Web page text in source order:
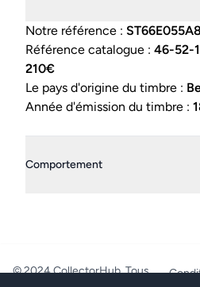
Notre référence :
Référence catalogue : 46-52-
210€
Le pays d'origine du timbre :
Année d'émission du timbre :
Comportement
© 2024 CollectorHub. Tous